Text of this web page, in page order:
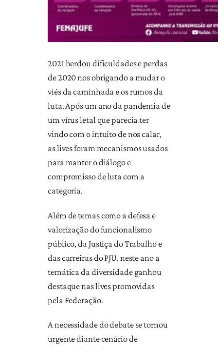
2021 herdou dificuldades e perdas
de 2020 nos obrigando a mudar o
viés da caminhada e os rumos da
luta. Após um ano da pandemia de
um vírus letal que parecia ter
vindo com o intuito de nos calar,
as lives foram mecanismos usados
para manter o diálogo e
compromisso de luta com a
categoria.
Além de temas como a defesa e
valorização do funcionalismo
público, da Justiça do Trabalho e
das carreiras do PJU, neste ano a
temática da diversidade ganhou
destaque nas lives promovidas
pela Federação.
A necessidade do debate se tornou
urgente diante cenário de